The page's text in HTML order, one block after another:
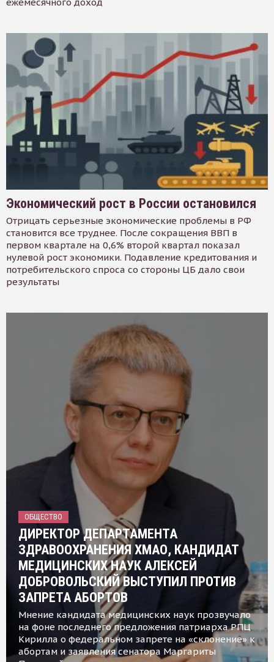
Экономический рост в России остановился
Отрицать серьезные экономические проблемы в РФ
становится все труднее. После сокращения ВВП в
первом квартале на 0,6% второй квартал показал
нулевой рост экономики. Подавление кредитования и
потребительского спроса со стороны ЦБ дало свои
результаты
ОБЩЕСТВО
ДИРЕКТОР ДЕПАРТАМЕНТА
ЗДРАВООХРАНЕНИЯ ХМАО, КАНДИДАТ
МЕДИЦИНСКИХ НАУК АЛЕКСЕЙ
ДОБРОВОЛЬСКИЙ ВЫСТУПИЛ ПРОТИВ
ЗАПРЕТА АБОРТОВ
Мнение кандидата медицинских наук прозвучало
на фоне последнего предложения патриарха РПЦ
Кирилла о федеральном запрете на «склонение» к
абортам и заявления сенатора Маргариты